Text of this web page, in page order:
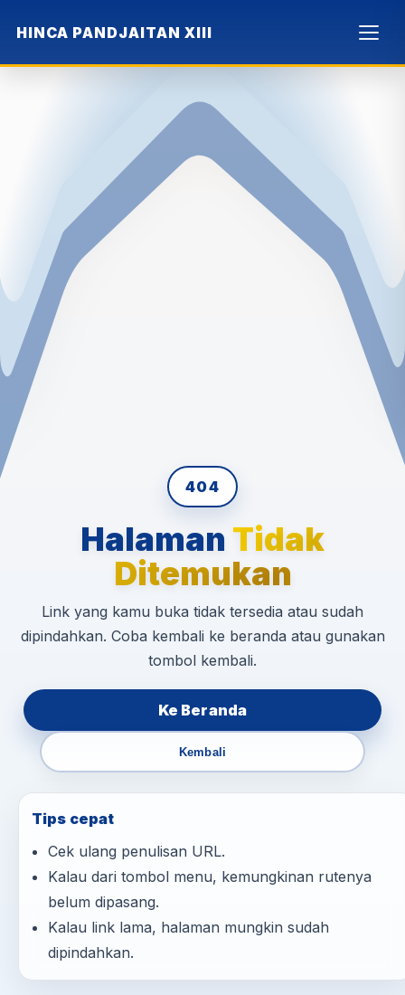
HINCA PANDJAITAN XIII
404
Halaman Tidak
Ditemukan
Link yang kamu buka tidak tersedia atau sudah
dipindahkan. Coba kembali ke beranda atau gunakan
tombol kembali.
Ke Beranda
Kembali
Tips cepat
Cek ulang penulisan URL.
Kalau dari tombol menu, kemungkinan rutenya
belum dipasang.
Kalau link lama, halaman mungkin sudah
dipindahkan.